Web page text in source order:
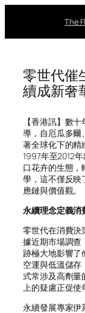
The
零世代催
續成新奢
【香港訊】數
導，自厄瓜多爾
著全球化下的精
1997年至2012
口花卉的生態，
學，這不僅反映
應鏈與價值觀。
永續理念定義消
零世代在消費決
據近期市場調查
跡極大地影響了
空運與低溫儲
式常涉及高劑量
上的疑慮正促使
永續發展專家伊